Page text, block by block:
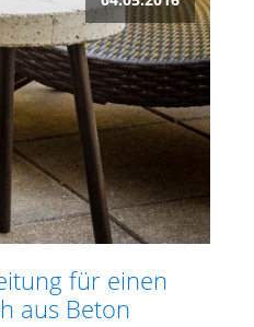
für einen
aus Beton